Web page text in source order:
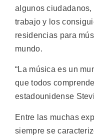
algunos
trabajo y los
residencias para
mundo.
“La música es un
que todos
estadounidense
Entre las muchas
siempre se